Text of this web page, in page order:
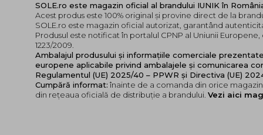
SOLE.ro este magazin oficial al brandului IUNIK în
Acest produs este 100% original și provine direct de la
SOLE.ro este magazin oficial autorizat, garantând
Produsul este notificat în portalul CPNP al Uniunii
1223/2009.
Ambalajul produsului și informațiile comerciale
europene aplicabile privind ambalajele și comunicarea
Regulamentul (UE) 2025/40 – PPWR și Directiva (UE)
Cumpără informat: înainte de a comanda din orice
din rețeaua oficială de distribuție a brandului. Vezi aici